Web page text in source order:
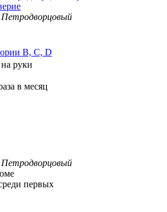
В, С, D
на руки
в месяц
первых